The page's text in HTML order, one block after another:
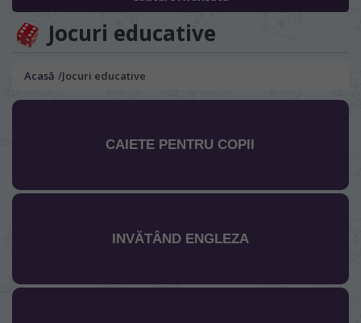
Jocuri educative
Acasă /Jocuri educative
CAIETE PENTRU COPII
INVĂTÂND ENGLEZA